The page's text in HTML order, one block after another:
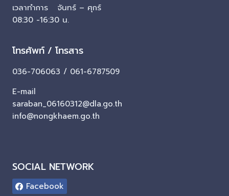
เวลาทำการ จันทร์ – ศุกร์
08:30 -16:30 น.
โทรศัพท์ / โทรสาร
036-706063 / 061-6787509
E-mail
saraban_06160312@dla.go.th
info@nongkhaem.go.th
SOCIAL NETWORK
Facebook